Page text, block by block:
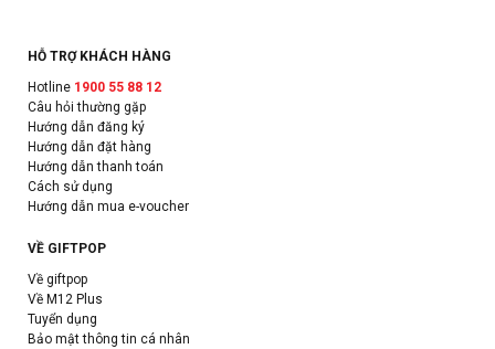
HỖ TRỢ KHÁCH HÀNG
Hotline 1900 55 88 12
Câu hỏi thường gặp
Hướng dẫn đăng ký
Hướng dẫn đặt hàng
Hướng dẫn thanh toán
Cách sử dụng
Hướng dẫn mua e-voucher
VỀ GIFTPOP
Về giftpop
Về M12 Plus
Tuyển dụng
Bảo mật thông tin cá nhân